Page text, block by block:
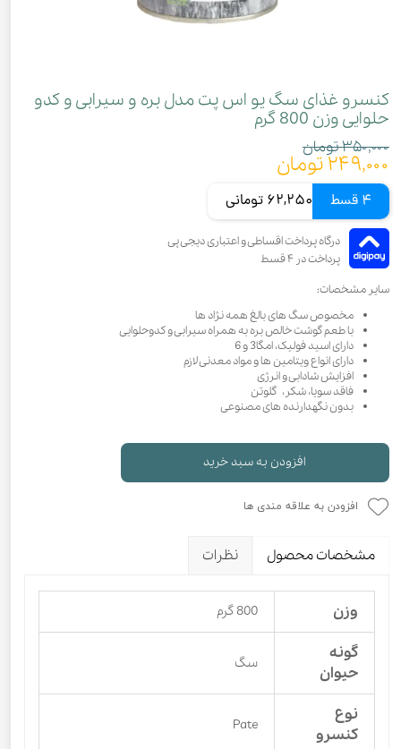
کنسرو غذای سگ یو اس پت مدل بره و سیرابی و کدو
حلوایی وزن 800 گرم
۳۵۰,۰۰۰ تومان
۲۴۹,۰۰۰ تومان
4 قسط 62,250 تومانی
سایر مشخصات:
مخصوص سگ های بالغ همه نژاد ها
با طعم گوشت خالص بره به همراه سیرابی و کدوحلوایی
دارای اسید فولیک، امگا3 و 6
دارای انواع ویتامین ها و مواد معدنی لازم
افزایش شادابی و انرژی
فاقد سویا، شکر، گلوتن
بدون نگهدارنده های مصنوعی
افزودن به سبد خرید
افزودن به علاقه مندی ها
مشخصات محصول نظرات
وزن 800 گرم
گونه
حیوان
سگ
نوع
کنسرو
Pate